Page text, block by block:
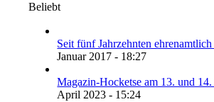
Beliebt
Seit fünf Jahrzehnten
Januar 2017 - 18:27
Magazin-Hocketse am 13. und
April 2023 - 15:24